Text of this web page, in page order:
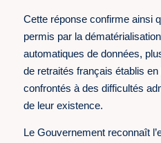
Cette réponse confirme ainsi
permis par la
automatiques de données,
de retraités français établis
confrontés à des difficultés
de leur existence.
Le Gouvernement reconnaît